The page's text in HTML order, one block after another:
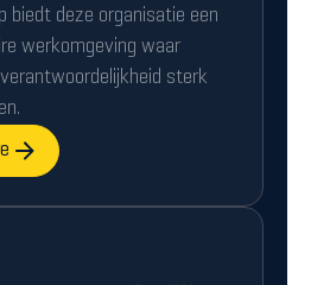
biedt deze organisatie een
werkomgeving waar
sterk